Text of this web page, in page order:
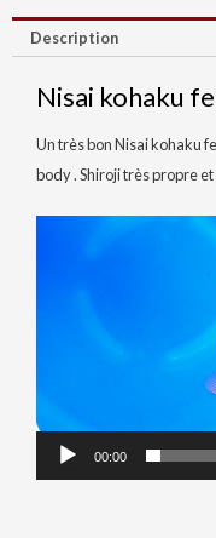
Description
Nisai kohaku
Un très bon Nisai kohaku
body . Shiroji très propre
00:00